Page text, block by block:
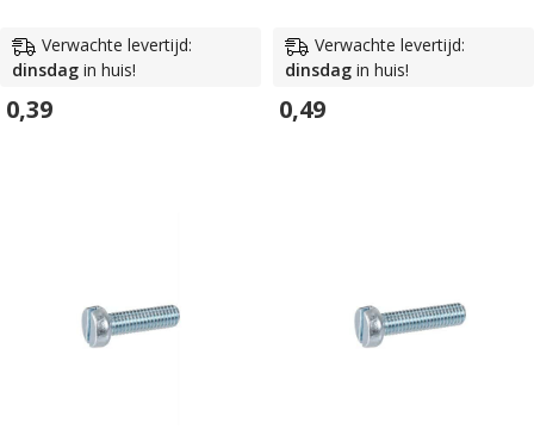
Verwachte levertijd:
dinsdag in huis!
0,39
Verwachte levertijd:
dinsdag in huis!
0,49